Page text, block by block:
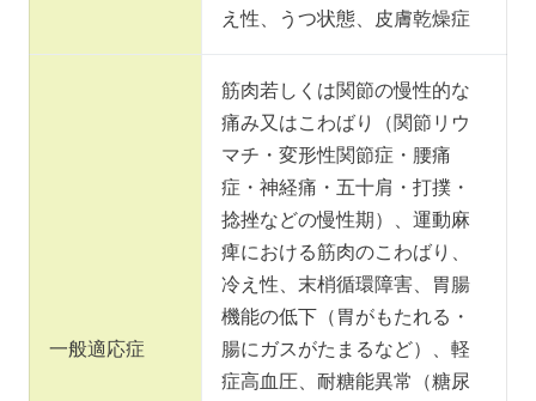
え性、うつ状態、皮膚乾燥症
一般適応症
筋肉若しくは関節の慢性的な
痛み又はこわばり（関節リウ
マチ・変形性関節症・腰痛
症・神経痛・五十肩・打撲・
捻挫などの慢性期）、運動麻
痺における筋肉のこわばり、
冷え性、末梢循環障害、胃腸
機能の低下（胃がもたれる・
腸にガスがたまるなど）、軽
症高血圧、耐糖能異常（糖尿